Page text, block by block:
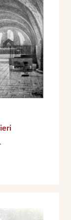
G.
case a
a S.
Bergamo.
a
con il
speciale